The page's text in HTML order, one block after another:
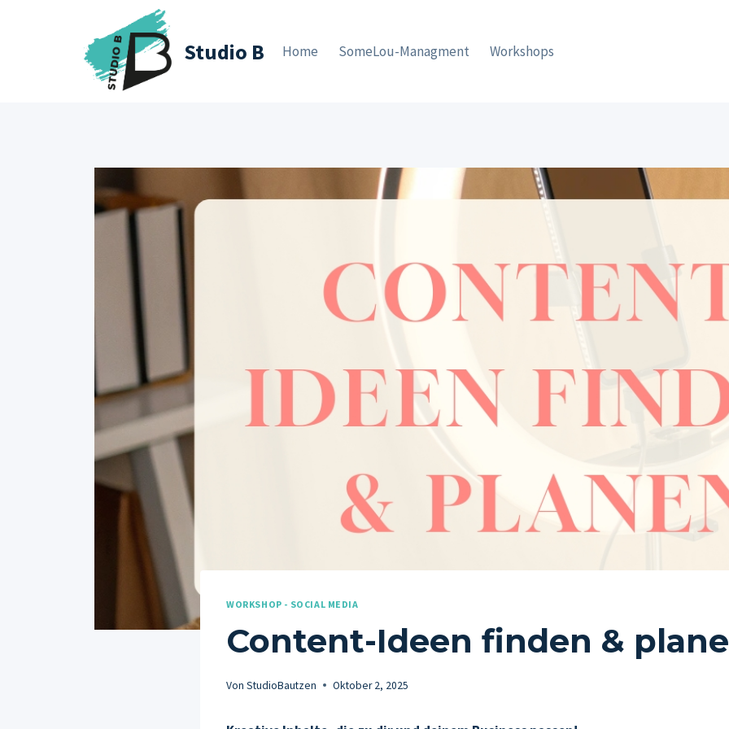
Studio B Home SomeLou-Managment Workshops
WORKSHOP - SOCIAL MEDIA
Content-Ideen finden &
Von StudioBautzen Oktober 2, 2025